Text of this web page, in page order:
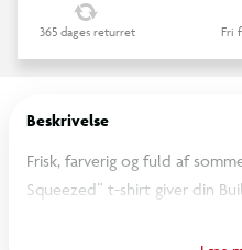
365 dages returret Fri
Beskrivelse
Frisk, farverig og fuld af
Squeezed” t-shirt giver din